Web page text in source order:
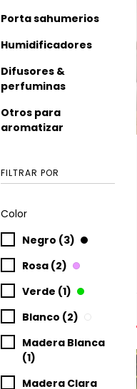
Porta sahumerios
Humidificadores
Difusores &
perfuminas
Otros para
aromatizar
FILTRAR POR
Color
Negro (3)
Rosa (2)
Verde (1)
Blanco (2)
Madera Blanca
(1)
Madera Clara